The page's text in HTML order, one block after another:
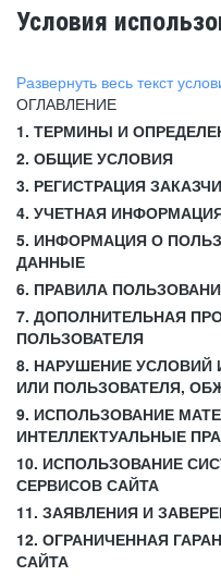
Условия
Развернуть весь текст
ОГЛАВЛЕНИЕ
1. ТЕРМИНЫ И
2. ОБЩИЕ УСЛОВИЯ
3. РЕГИСТРАЦИЯ
4. УЧЕТНАЯ
5. ИНФОРМАЦИЯ О
ДАННЫЕ
6. ПРАВИЛА
7. ДОПОЛНИТЕЛЬНАЯ
ПОЛЬЗОВАТЕЛЯ
8. НАРУШЕНИЕ УСЛОВИЙ
ИЛИ ПОЛЬЗОВАТЕЛЯ,
9. ИСПОЛЬЗОВАНИЕ
ИНТЕЛЛЕКТУАЛЬНЫЕ
10. ИСПОЛЬЗОВАНИЕ
СЕРВИСОВ САЙТА
11. ЗАЯВЛЕНИЯ И
12. ОГРАНИЧЕННАЯ
САЙТА